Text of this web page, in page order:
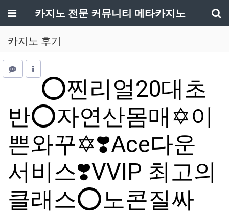
메뉴카지노 전문 커뮤니티 메타카지노
카지노 후기
⭕️찐리얼20대초
반⭕️자연산몸매✡️이
쁜와꾸✡️❣️Ace다운
서비스❣️VVIP 최고의
클래스⭕노콘질싸